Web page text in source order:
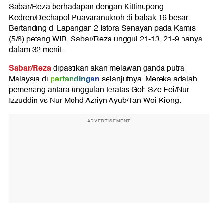
Sabar/Reza berhadapan dengan Kittinupong
Kedren/Dechapol Puavaranukroh di babak 16 besar.
Bertanding di Lapangan 2 Istora Senayan pada Kamis
(5/6) petang WIB, Sabar/Reza unggul 21-13, 21-9 hanya
dalam 32 menit.
Sabar/Rezadipastikan akan melawan ganda putra
Malaysia di pertandinganselanjutnya. Mereka adalah
pemenang antara unggulan teratas Goh Sze Fei/Nur
Izzuddin vs Nur Mohd Azriyn Ayub/Tan Wei Kiong.
ADVERTISEMENT